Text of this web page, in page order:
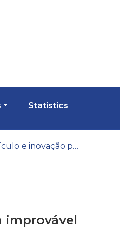
Statistics
Currículo e inovação pedagógica: a mistura improvável
improvável